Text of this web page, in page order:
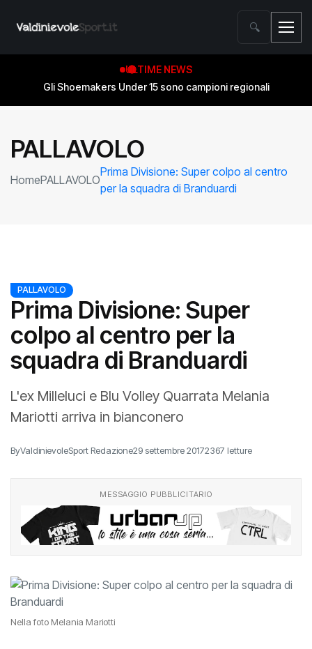
🔍
ULTIME NEWS
Gli Shoemakers Under 15 sono campioni regionali
PALLAVOLO
HomePALLAVOLO
Prima Divisione: Super colpo al centro
per la squadra di Branduardi
PALLAVOLO
Prima Divisione: Super
colpo al centro per la
squadra di Branduardi
L'ex Milleluci e Blu Volley Quarrata Melania
Mariotti arriva in bianconero
ByValdinievoleSport Redazione29 settembre 20172367 letture
MESSAGGIO PUBBLICITARIO
Nella foto Melania Mariotti